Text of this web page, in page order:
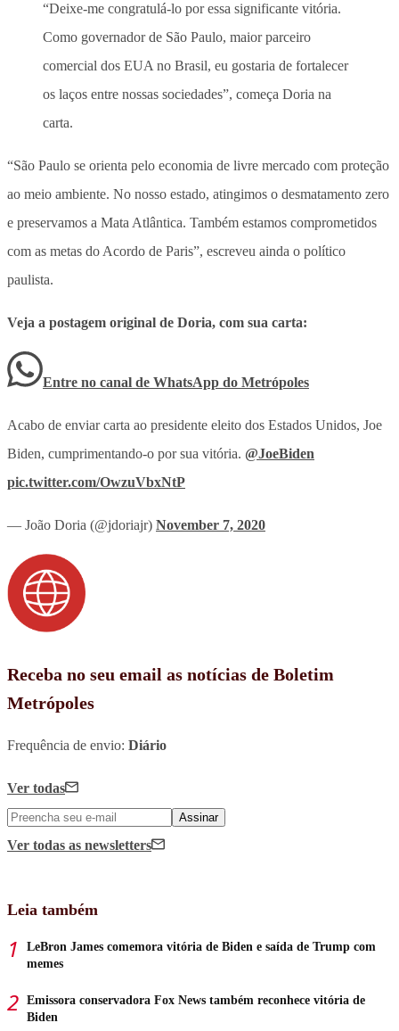
“Deixe-me congratulá-lo por essa significante vitória.
Como governador de São Paulo, maior parceiro
comercial dos EUA no Brasil, eu gostaria de fortalecer
os laços entre nossas sociedades”, começa Doria na
carta.
“São Paulo se orienta pelo economia de livre mercado com proteção
ao meio ambiente. No nosso estado, atingimos o desmatamento zero
e preservamos a Mata Atlântica. Também estamos comprometidos
com as metas do Acordo de Paris”, escreveu ainda o político
paulista.
Veja a postagem original de Doria, com sua carta:
Entre no canal de WhatsApp do Metrópoles
Acabo de enviar carta ao presidente eleito dos Estados Unidos, Joe
Biden, cumprimentando-o por sua vitória. @JoeBiden
pic.twitter.com/OwzuVbxNtP
— João Doria (@jdoriajr) November 7, 2020
Receba no seu email as notícias de Boletim
Metrópoles
Frequência de envio: Diário
Ver todas
Assinar
Ver todas as newsletters
Leia também
LeBron James comemora vitória de Biden e saída de Trump com
memes
Emissora conservadora Fox News também reconhece vitória de
Biden